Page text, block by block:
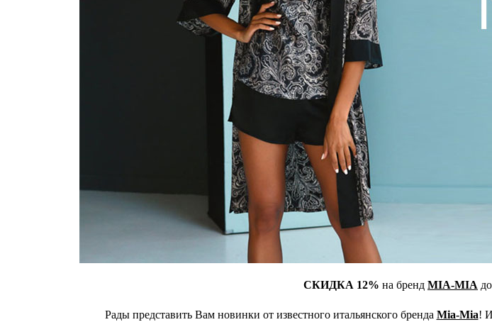
СКИДКА 12% на бренд MIA-MIA
Рады представить Вам новинки от известного итальянского бренда Mia-Mia!